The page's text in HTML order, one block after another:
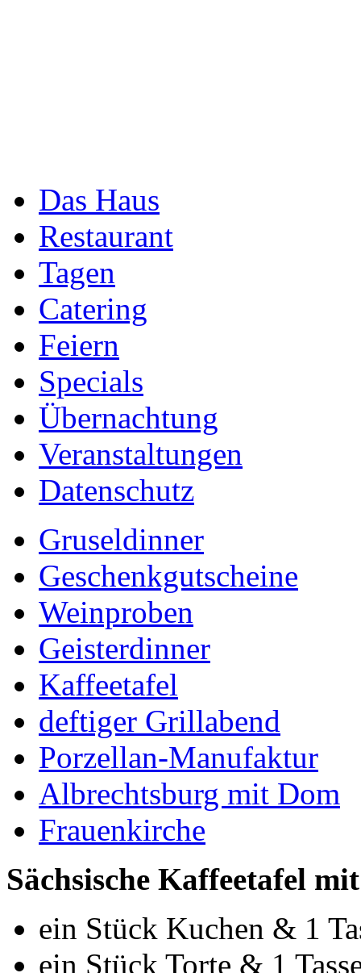
Das Haus
Restaurant
Tagen
Catering
Feiern
Specials
Übernachtung
Veranstaltungen
Datenschutz
Gruseldinner
Geschenkgutscheine
Weinproben
Geisterdinner
Kaffeetafel
deftiger Grillabend
Porzellan-Manufaktur
Albrechtsburg mit Dom
Frauenkirche
Sächsische Kaffeetafel
ein Stück Kuchen & 1
ein Stück Torte & 1